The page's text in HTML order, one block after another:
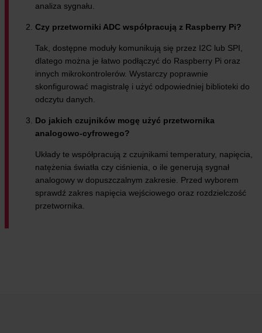
analiza sygnału.
Czy przetworniki ADC współpracują z Raspberry Pi?
Tak, dostępne moduły komunikują się przez I2C lub SPI,
dlatego można je łatwo podłączyć do Raspberry Pi oraz
innych mikrokontrolerów. Wystarczy poprawnie
skonfigurować magistralę i użyć odpowiedniej biblioteki do
odczytu danych.
Do jakich czujników mogę użyć przetwornika
analogowo-cyfrowego?
Układy te współpracują z czujnikami temperatury, napięcia,
natężenia światła czy ciśnienia, o ile generują sygnał
analogowy w dopuszczalnym zakresie. Przed wyborem
sprawdź zakres napięcia wejściowego oraz rozdzielczość
przetwornika.